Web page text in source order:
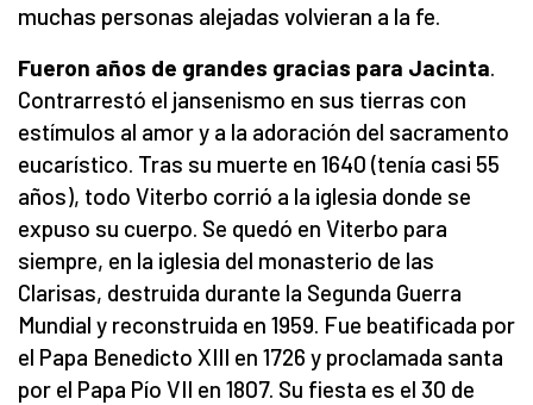
muchas personas alejadas volvieran a la fe.
Fueron años de grandes gracias para Jacinta
Contrarrestó el jansenismo en sus tierras con
estímulos al amor y a la adoración del sacramento
eucarístico. Tras su muerte en 1640 (tenía casi 55
años), todo Viterbo corrió a la iglesia donde se
expuso su cuerpo. Se quedó en Viterbo para
siempre, en la iglesia del monasterio de las
Clarisas, destruida durante la Segunda Guerra
Mundial y reconstruida en 1959. Fue beatificada por
el Papa Benedicto XIII en 1726 y proclamada santa
por el Papa Pío VII en 1807. Su fiesta es el 30 de